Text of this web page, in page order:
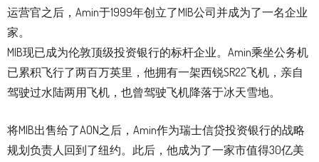
运营官之后，Amin于1999年创立了MIB公司并成为了一名企业
家。
MIB现已成为伦敦顶级投资银行的标杆企业。Amin乘坐公务机
已累积飞行了两百万英里，他拥有一架西锐SR22飞机，亲自
驾驶过水陆两用飞机，也曾驾驶飞机降落于冰天雪地。
将MIB出售给了AON之后，Amin作为瑞士信贷投资银行的战略
规划负责人回到了纽约。此后，他成为了一家市值得30亿美